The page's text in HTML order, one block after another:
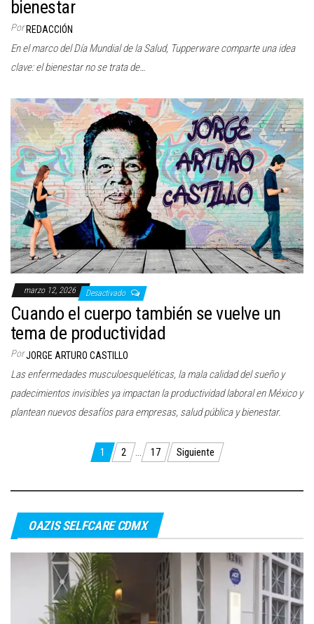
bienestar
PorREDACCIÓN
En el marco del Día Mundial de la Salud, Tupperware comparte una idea
clave: el bienestar no se trata de…
marzo 12, 2026 Desactivado
Cuando el cuerpo también se vuelve un
tema de productividad
PorJORGE ARTURO CASTILLO
Las enfermedades musculoesqueléticas, la mala calidad del sueño y
padecimientos invisibles ya impactan la productividad laboral en México y
plantean nuevos desafíos para empresas, salud pública y bienestar.
Paginación
entradas
1 2 17 Siguiente
OAZIS SELFCARE CDMX